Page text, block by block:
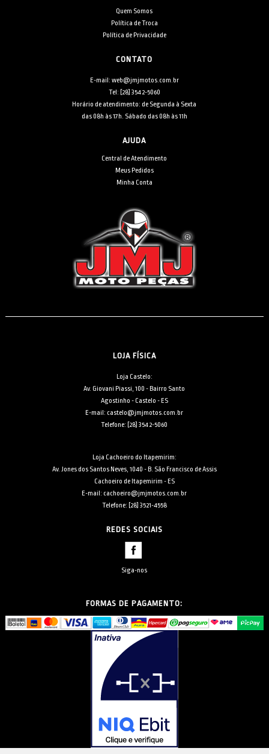
Quem Somos
Política de Troca
Política de Privacidade
CONTATO
E-mail: web@jmjmotos.com.br
Tel: [28] 3542-5060
Horário de atendimento: de Segunda à Sexta
das 08h às 17h. Sábado das 08h às 11h
AJUDA
Central de Atendimento
Meus Pedidos
Minha Conta
LOJA FÍSICA
Loja Castelo:
Av. Giovani Piassi, 100 - Bairro Santo
Agostinho - Castelo - ES
E-mail: castelo@jmjmotos.com.br
Telefone: [28] 3542-5060
Loja Cachoeiro do Itapemirim:
Av. Jones dos Santos Neves, 1040 - B. São Francisco de Assis
Cachoeiro de Itapemirim - ES
E-mail: cachoeiro@jmjmotos.com.br
Telefone: [28] 3521-4558
REDES SOCIAIS
Siga-nos
FORMAS DE PAGAMENTO: